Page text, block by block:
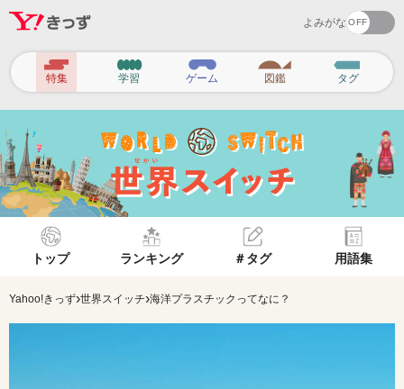
よみがな
ヘ
ッ
ー
ナ
ビ
シ
ョ
特集 学習 ゲーム 図鑑 タグ
トップ ランキング ＃タグ 用語集
Yahoo!きっず›世界スイッチ›海洋プラスチックってなに？